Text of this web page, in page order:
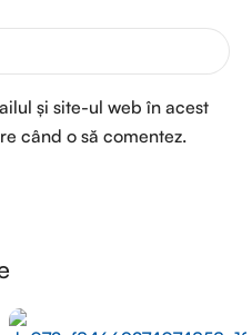
și site-ul web în acest
când o să comentez.